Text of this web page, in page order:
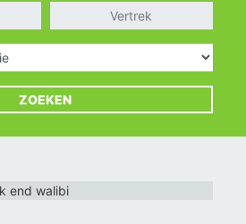
ZOEKEN